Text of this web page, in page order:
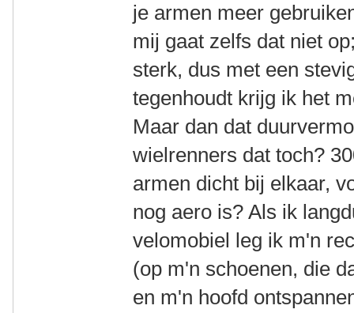
je armen meer
mij gaat zelfs dat niet
sterk, dus met een
tegenhoudt krijg ik het
Maar dan dat
wielrenners dat toch?
armen dicht bij elkaar,
nog aero is? Als ik
velomobiel leg ik m'n
(op m'n schoenen, die
en m'n hoofd